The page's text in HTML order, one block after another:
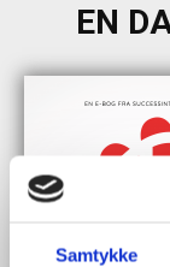
Samtykke
EN